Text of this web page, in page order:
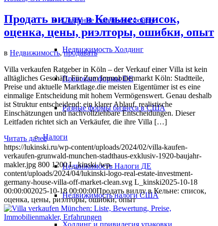
Создание семейного фонда
Недвижимость Холдинг
Правовые формы DE
Разные формы бизнеса в США
Налоги
Недвижимость Налоги ДЕ
Недвижимость налоги США
Холдинг и привилегия упаковки
Продать виллу в Кельне: список,
оценка, цены, риэлторы, ошибки, опыт
в Недвижимость,продавать
Villa verkaufen Ratgeber in Köln – der Verkauf einer Villa ist kein
alltägliches Geschäft. Für Zum Immobilienmarkt Köln: Stadtteile,
Preise und aktuelle Marktlage.die meisten Eigentümer ist es eine
einmalige Entscheidung mit hohem Vermögenswert. Genau deshalb
ist Struktur entscheidend: ein klarer Ablauf, realistische
Einschätzungen und nachvollziehbare Entscheidungen. Dieser
Leitfaden richtet sich an Verkäufer, die ihre Villa […]
Читать далее
https://lukinski.ru/wp-content/uploads/2024/02/villa-kaufen-
verkaufen-grunwald-munchen-stadthaus-exklusiv-1920-baujahr-
makler.jpg 800 1200 L_kinski /wp-
content/uploads/2024/04/lukinski-logo-real-estate-investment-
germany-house-villa-off-market-clean.svg L_kinski2025-10-18
00:00:002025-10-18 00:00:00Продать виллу в Кельне: список,
оценка, цены, риэлторы, ошибки, опыт